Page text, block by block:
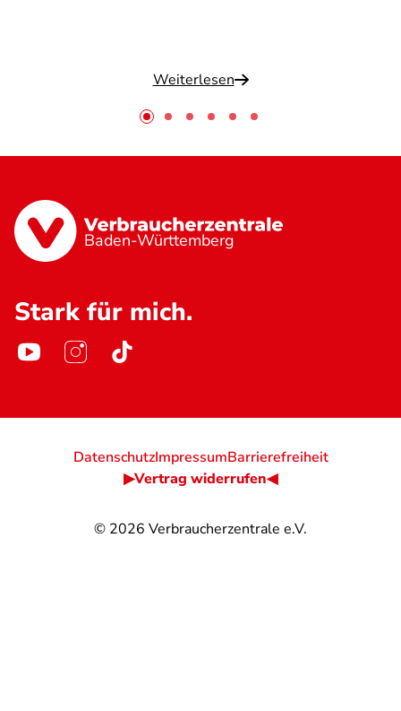
Weiterlesen
Baden-Württemberg
Stark für mich.
© 2026 Verbraucherzentrale e.V.
DatenschutzImpressumBarrierefreiheit
▶Vertrag widerrufen◀